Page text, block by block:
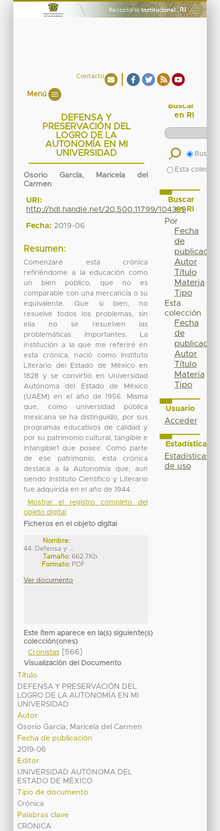
Contacto
Menú
DEFENSA Y
PRESERVACIÓN DEL
LOGRO DE LA
AUTONOMÍA EN MI
UNIVERSIDAD
Osorio García, Maricela del
Carmen
URI:
http://hdl.handle.net/20.500.11799/104389
Fecha: 2019-06
Resumen:
Comenzaré esta crónica
refiriéndome a la educación como
un bien público, que no es
comparable con una mercancía o su
equivalente. Que si bien, no
resuelve todos los problemas, sin
ella no se resuelven las
problemáticas importantes. La
institución a la que me referiré en
esta crónica, nació como Instituto
Literario del Estado de México en
1828 y se convirtió en Universidad
Autónoma del Estado de México
(UAEM) en el año de 1956. Misma
que, como universidad pública
mexicana se ha distinguido, por sus
programas educativos de calidad y
por su patrimonio cultural, tangible e
intangible1 que posee. Como parte
de ese patrimonio, esta crónica
destaca a la Autonomía que, aun
siendo Instituto Científico y Literario
fue adquirida en el año de 1944.
Mostrar el registro completo del
objeto digital
Ficheros en el objeto digital
Nombre:
44. Defensa y ...
Tamaño: 662.7Kb
Formato: PDF
Ver documento
Este ítem aparece en la(s) siguiente(s)
colección(ones)
Cronistas[566]
Visualización del Documento
Título
DEFENSA Y PRESERVACIÓN DEL
LOGRO DE LA AUTONOMÍA EN MI
UNIVERSIDAD
Autor
Osorio García, Maricela del Carmen
Fecha de publicación
2019-06
Editor
UNIVERSIDAD AUTÓNOMA DEL
ESTADO DE MÉXICO
Tipo de documento
Crónica
Palabras clave
CRÓNICA
Buscar
en RI
Buscar
Esta
Buscar
en RI
Por
Fecha
de
publicación
Autor
Título
Materia
Tipo
Esta
colección
Fecha
de
publicación
Autor
Título
Materia
Tipo
Usuario
Acceder
Estadísticas
Estadísticas
de uso